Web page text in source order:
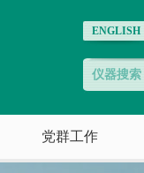
ENGLISH
党群工作